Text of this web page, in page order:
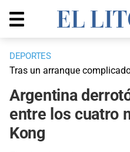
DEPORTES
Tras un arranque
Argentina
entre los cuatro
Kong